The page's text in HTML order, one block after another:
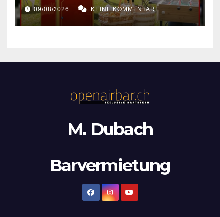
09/08/2026 KEINE KOMMENTARE
M. Dubach
Barvermietung